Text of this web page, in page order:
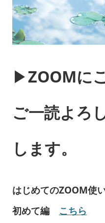
▶︎ZOOMに
ご一読よろ
します。
はじめてのZOOM使
初めて編 こちら